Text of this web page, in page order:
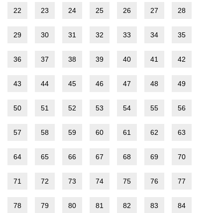
22 23 24 25 26 27 28
29 30 31 32 33 34 35
36 37 38 39 40 41 42
43 44 45 46 47 48 49
50 51 52 53 54 55 56
57 58 59 60 61 62 63
64 65 66 67 68 69 70
71 72 73 74 75 76 77
78 79 80 81 82 83 84